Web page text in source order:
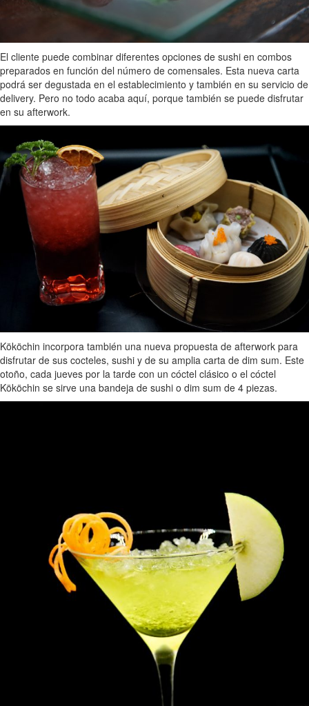
El cliente puede combinar diferentes opciones de sushi en combos
preparados en función del número de comensales. Esta nueva carta
podrá ser degustada en el establecimiento y también en su servicio de
delivery. Pero no todo acaba aquí, porque también se puede disfrutar
en su afterwork.
Kököchin incorpora también una nueva propuesta de afterwork para
disfrutar de sus cocteles, sushi y de su amplia carta de dim sum. Este
otoño, cada jueves por la tarde con un cóctel clásico o el cóctel
Kököchin se sirve una bandeja de sushi o dim sum de 4 piezas.